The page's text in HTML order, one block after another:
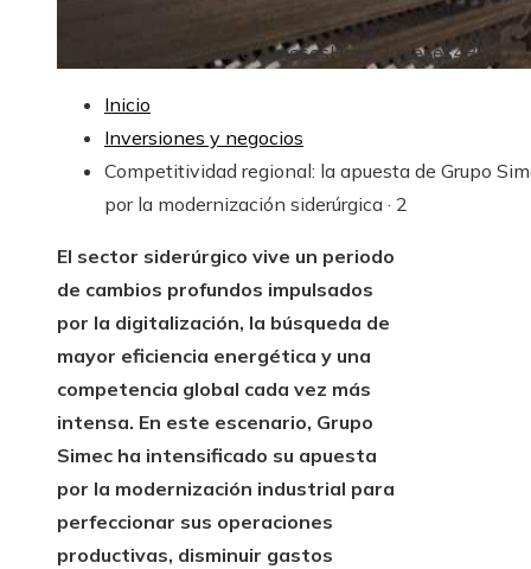
Hace 2 mesesHace 2 meses48
Inicio
Inversiones y negocios
Competitividad regional: la apuesta de Grupo
por la modernización siderúrgica · 2
El sector siderúrgico vive un periodo
de cambios profundos impulsados
por la digitalización, la búsqueda de
mayor eficiencia energética y una
competencia global cada vez más
intensa. En este escenario, Grupo
Simec ha intensificado su apuesta
por la modernización industrial para
perfeccionar sus operaciones
productivas, disminuir gastos